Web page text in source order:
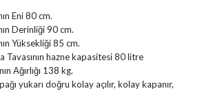
Eni 80 cm.
Derinliği 90 cm.
Yüksekliği 85 cm.
Tavasının hazne kapasitesi 80 litre
Ağırlığı 138 kg.
yukarı doğru kolay açılır, kolay kapanır,